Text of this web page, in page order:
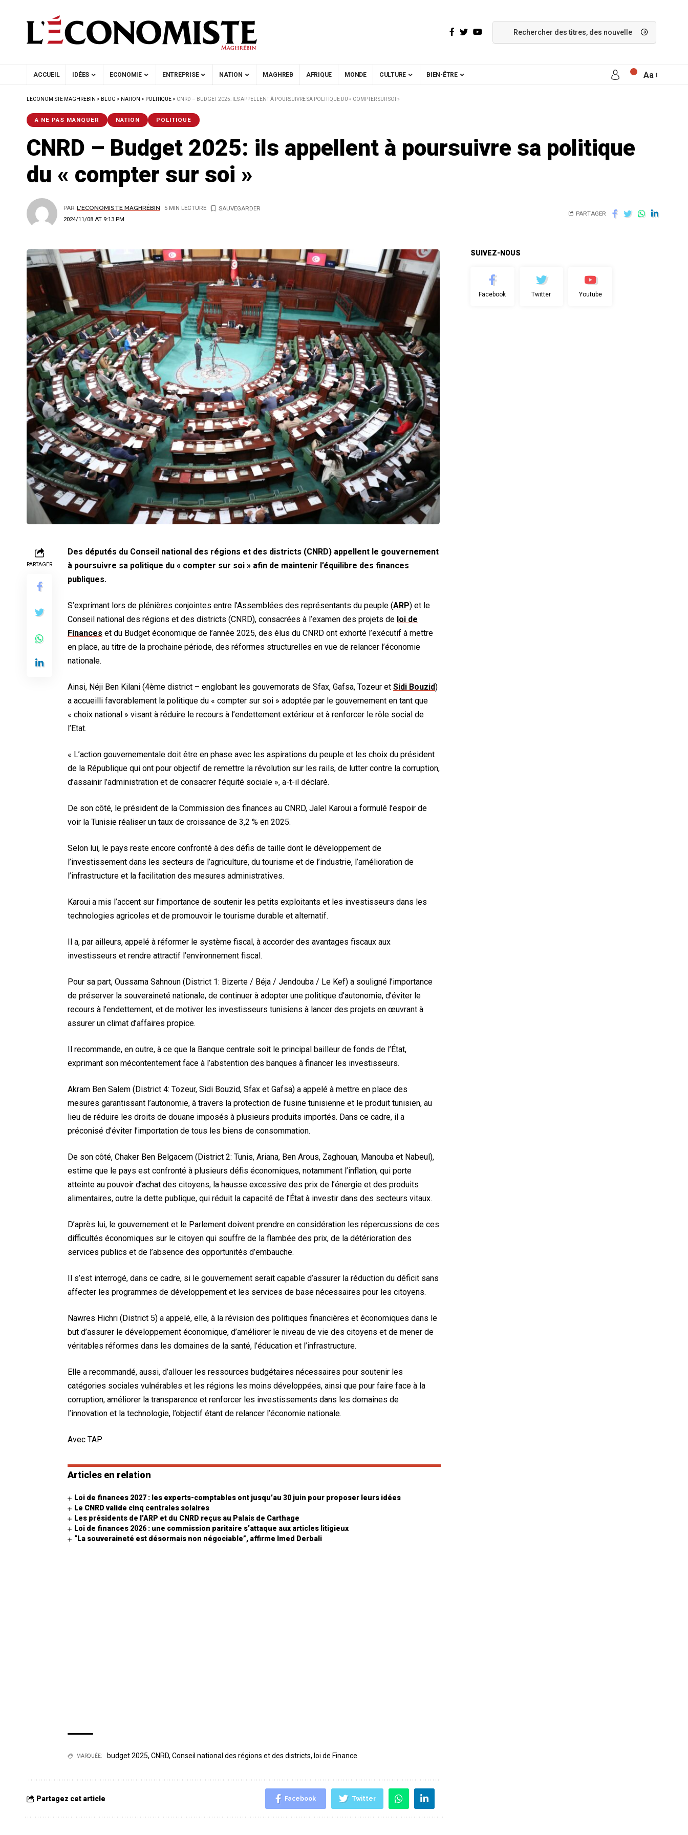
ACCUEIL IDÉES ECONOMIE ENTREPRISE NATION MAGHREB AFRIQUE MONDE CULTURE BIEN-ÊTRE Aa
LECONOMISTE MAGHREBIN > BLOG > NATION > POLITIQUE > CNRD – BUDGET 2025: ILS APPELLENT À POURSUIVRE SA POLITIQUE DU « COMPTER SUR SOI »
A NE PAS MANQUER NATION POLITIQUE
CNRD – Budget 2025: ils appellent à poursuivre sa politique
du « compter sur soi »
2024/11/08 AT 9:13 PM
PAR L'ECONOMISTE MAGHRÉBIN 5 MIN LECTURE
PARTAGER
PARTAGER
Des députés du Conseil national des régions et des districts (CNRD) appellent le gouvernement
à poursuivre sa politique du « compter sur soi » afin de maintenir l’équilibre des finances
publiques.
S’exprimant lors de plénières conjointes entre l’Assemblées des représentants du peuple (ARP) et le
Conseil national des régions et des districts (CNRD), consacrées à l’examen des projets de loi de
Finances et du Budget économique de l’année 2025, des élus du CNRD ont exhorté l’exécutif à mettre
en place, au titre de la prochaine période, des réformes structurelles en vue de relancer l’économie
nationale.
Ainsi, Néji Ben Kilani (4ème district – englobant les gouvernorats de Sfax, Gafsa, Tozeur et Sidi Bouzid)
a accueilli favorablement la politique du « compter sur soi » adoptée par le gouvernement en tant que
« choix national » visant à réduire le recours à l’endettement extérieur et à renforcer le rôle social de
l’Etat.
« L’action gouvernementale doit être en phase avec les aspirations du peuple et les choix du président
de la République qui ont pour objectif de remettre la révolution sur les rails, de lutter contre la corruption,
d’assainir l’administration et de consacrer l’équité sociale », a-t-il déclaré.
De son côté, le président de la Commission des finances au CNRD, Jalel Karoui a formulé l’espoir de
voir la Tunisie réaliser un taux de croissance de 3,2 % en 2025.
Selon lui, le pays reste encore confronté à des défis de taille dont le développement de
l’investissement dans les secteurs de l’agriculture, du tourisme et de l’industrie, l’amélioration de
l’infrastructure et la facilitation des mesures administratives.
Karoui a mis l’accent sur l’importance de soutenir les petits exploitants et les investisseurs dans les
technologies agricoles et de promouvoir le tourisme durable et alternatif.
Il a, par ailleurs, appelé à réformer le système fiscal, à accorder des avantages fiscaux aux
investisseurs et rendre attractif l’environnement fiscal.
Pour sa part, Oussama Sahnoun (District 1: Bizerte / Béja / Jendouba / Le Kef) a souligné l’importance
de préserver la souveraineté nationale, de continuer à adopter une politique d’autonomie, d’éviter le
recours à l’endettement, et de motiver les investisseurs tunisiens à lancer des projets en œuvrant à
assurer un climat d’affaires propice.
Il recommande, en outre, à ce que la Banque centrale soit le principal bailleur de fonds de l’État,
exprimant son mécontentement face à l’abstention des banques à financer les investisseurs.
Akram Ben Salem (District 4: Tozeur, Sidi Bouzid, Sfax et Gafsa) a appelé à mettre en place des
mesures garantissant l’autonomie, à travers la protection de l’usine tunisienne et le produit tunisien, au
lieu de réduire les droits de douane imposés à plusieurs produits importés. Dans ce cadre, il a
préconisé d’éviter l’importation de tous les biens de consommation.
De son côté, Chaker Ben Belgacem (District 2: Tunis, Ariana, Ben Arous, Zaghouan, Manouba et Nabeul),
estime que le pays est confronté à plusieurs défis économiques, notamment l’inflation, qui porte
atteinte au pouvoir d’achat des citoyens, la hausse excessive des prix de l’énergie et des produits
alimentaires, outre la dette publique, qui réduit la capacité de l’État à investir dans des secteurs vitaux.
D’après lui, le gouvernement et le Parlement doivent prendre en considération les répercussions de ces
difficultés économiques sur le citoyen qui souffre de la flambée des prix, de la détérioration des
services publics et de l’absence des opportunités d’embauche.
Il s’est interrogé, dans ce cadre, si le gouvernement serait capable d’assurer la réduction du déficit sans
affecter les programmes de développement et les services de base nécessaires pour les citoyens.
Nawres Hichri (District 5) a appelé, elle, à la révision des politiques financières et économiques dans le
but d’assurer le développement économique, d’améliorer le niveau de vie des citoyens et de mener de
véritables réformes dans les domaines de la santé, l’éducation et l’infrastructure.
Elle a recommandé, aussi, d’allouer les ressources budgétaires nécessaires pour soutenir les
catégories sociales vulnérables et les régions les moins développées, ainsi que pour faire face à la
corruption, améliorer la transparence et renforcer les investissements dans les domaines de
l’innovation et la technologie, l’objectif étant de relancer l’économie nationale.
Avec TAP
Articles en relation
Loi de finances 2027 : les experts-comptables ont jusqu’au 30 juin pour proposer leurs idées
Le CNRD valide cinq centrales solaires
Les présidents de l’ARP et du CNRD reçus au Palais de Carthage
Loi de finances 2026 : une commission paritaire s’attaque aux articles litigieux
“La souveraineté est désormais non négociable”, affirme Imed Derbali
MARQUÉE: budget 2025, CNRD, Conseil national des régions et des districts, loi de Finance
Partagez cet article Facebook Twitter
SUIVEZ-NOUS
Facebook Twitter Youtube